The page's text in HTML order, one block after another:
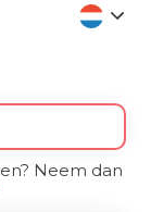
Neem dan